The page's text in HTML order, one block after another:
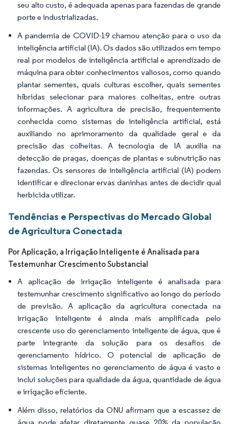
seu alto custo, é adequada apenas para fazendas de grande
porte e industrializadas.
A pandemia de COVID-19 chamou atenção para o uso da
inteligência artificial (IA). Os dados são utilizados em tempo
real por modelos de inteligência artificial e aprendizado de
máquina para obter conhecimentos valiosos, como quando
plantar sementes, quais culturas escolher, quais sementes
híbridas selecionar para maiores colheitas, entre outras
informações. A agricultura de precisão, frequentemente
conhecida como sistemas de inteligência artificial, está
auxiliando no aprimoramento da qualidade geral e da
precisão das colheitas. A tecnologia de IA auxilia na
detecção de pragas, doenças de plantas e subnutrição nas
fazendas. Os sensores de inteligência artificial (IA) podem
identificar e direcionar ervas daninhas antes de decidir qual
herbicida utilizar.
Tendências e Perspectivas do Mercado Global
de Agricultura Conectada
Por Aplicação, a Irrigação Inteligente é Analisada para
Testemunhar Crescimento Substancial
A aplicação de irrigação inteligente é analisada para
testemunhar crescimento significativo ao longo do período
de previsão. A aplicação da agricultura conectada na
irrigação inteligente é ainda mais amplificada pelo
crescente uso do gerenciamento inteligente de água, que é
parte integrante da solução para os desafios de
gerenciamento hídrico. O potencial de aplicação de
sistemas inteligentes no gerenciamento de água é vasto e
inclui soluções para qualidade da água, quantidade de água
e irrigação eficiente.
Além disso, relatórios da ONU afirmam que a escassez de